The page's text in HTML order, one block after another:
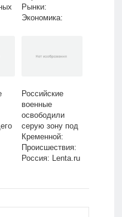
Рынки:
Экономика:
Российские
военные
освободили
серую зону под
Кременной:
Происшествия:
Россия: Lenta.ru